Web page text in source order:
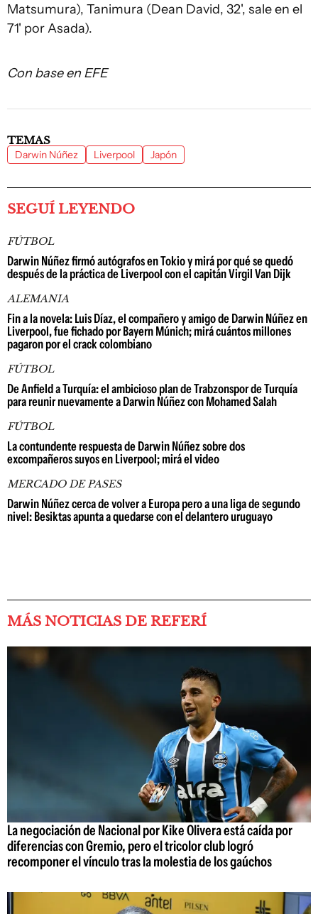
Matsumura), Tanimura (Dean David, 32', sale en el
71' por Asada).
Con base en EFE
TEMAS
Darwin Núñez Liverpool Japón
SEGUÍ LEYENDO
FÚTBOL
Darwin Núñez firmó autógrafos en Tokio y mirá por qué se quedó
después de la práctica de Liverpool con el capitán Virgil Van Dijk
ALEMANIA
Fin a la novela: Luis Díaz, el compañero y amigo de Darwin Núñez en
Liverpool, fue fichado por Bayern Múnich; mirá cuántos millones
pagaron por el crack colombiano
FÚTBOL
De Anfield a Turquía: el ambicioso plan de Trabzonspor de Turquía
para reunir nuevamente a Darwin Núñez con Mohamed Salah
FÚTBOL
La contundente respuesta de Darwin Núñez sobre dos
excompañeros suyos en Liverpool; mirá el video
MERCADO DE PASES
Darwin Núñez cerca de volver a Europa pero a una liga de segundo
nivel: Besiktas apunta a quedarse con el delantero uruguayo
MÁS NOTICIAS DE REFERÍ
La negociación de Nacional por Kike Olivera está caída por
diferencias con Gremio, pero el tricolor club logró
recomponer el vínculo tras la molestia de los gaúchos